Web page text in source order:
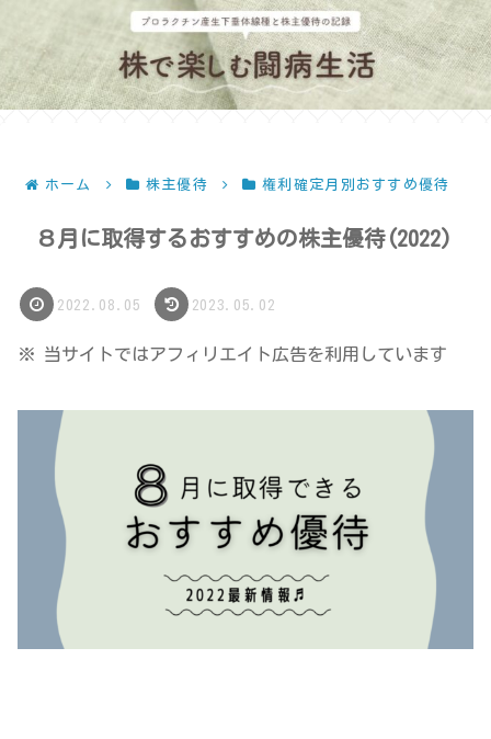
ホーム 株主優待 権利確定月別おすすめ優待
８月に取得するおすすめの株主優待(2022)
2022.08.05 2023.05.02
※ 当サイトではアフィリエイト広告を利用しています